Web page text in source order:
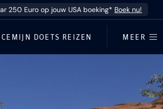
250 Euro op jouw USA boeking* Boek nu!
MIJN DOETS REIZEN MEER